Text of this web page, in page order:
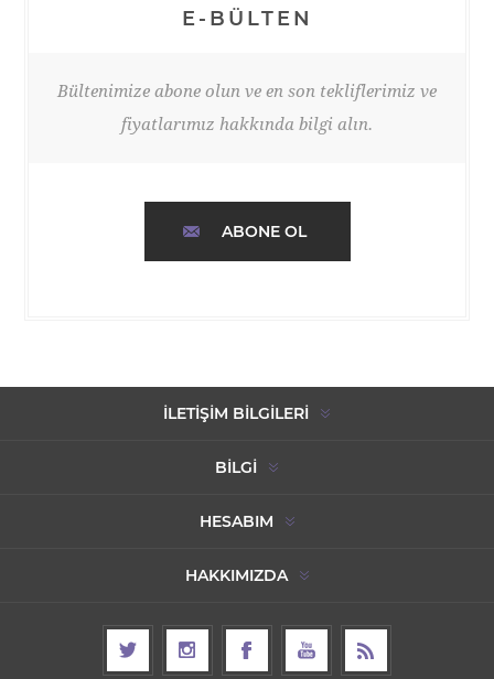
E-BÜLTEN
Bültenimize abone olun ve en son tekliflerimiz ve
fiyatlarımız hakkında bilgi alın.
ABONE OL
İLETIŞIM BILGILERI
BILGI
HESABIM
HAKKIMIZDA